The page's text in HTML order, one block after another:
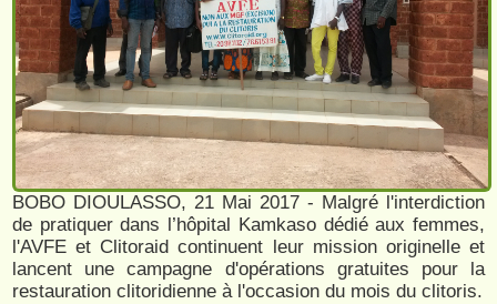
BOBO DIOULASSO, 21 Mai 2017 - Malgré l'interdiction
de pratiquer dans l’hôpital Kamkaso dédié aux femmes,
l'AVFE et Clitoraid continuent leur mission originelle et
lancent une campagne d'opérations gratuites pour la
restauration clitoridienne à l'occasion du mois du clitoris.